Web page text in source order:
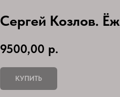
Сергей Козлов.
9500,00 р.
КУПИТЬ